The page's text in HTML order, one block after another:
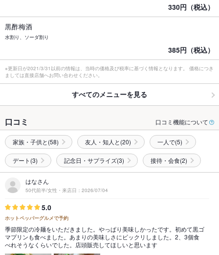
330円（税込）
黒酢梅酒
水割り、ソーダ割り
385円（税込）
※更新日が2021/3/31以前の情報は、当時の価格及び税率に基づく情報となります。 価格につき
ましては直接店舗へお問い合わせください。
すべてのメニューを見る
口コミ 口コミ機能について
家族・子供と(58) 友人・知人と(20) 一人で(5)
デート(3) 記念日・サプライズ(3) 接待・会食(2)
はなさん
50代前半/女性・来店日：2026/07/04
5.0
ホットペッパーグルメで予約
季節限定の冷麺をいただきました。やっぱり美味しかったです。初めて黒ゴ
マプリンも食べました。あまりの美味しさにビックリしました。2、3個食
べれそうなくらいでした。店頭販売してほしいと思います